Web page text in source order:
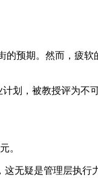
预期。然而，疲
划，被教授评为不
。
无疑是管理层执行